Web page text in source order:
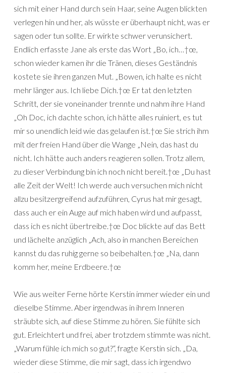
sich mit einer Hand durch sein Haar, seine Augen blickten
verlegen hin und her, als wüsste er überhaupt nicht, was er
sagen oder tun sollte. Er wirkte schwer verunsichert.
Endlich erfasste Jane als erste das Wort „Bo, ich…†œ,
schon wieder kamen ihr die Tränen, dieses Geständnis
kostete sie ihren ganzen Mut. „Bowen, ich halte es nicht
mehr länger aus. Ich liebe Dich.†œ Er tat den letzten
Schritt, der sie voneinander trennte und nahm ihre Hand
„Oh Doc, ich dachte schon, ich hätte alles ruiniert, es tut
mir so unendlich leid wie das gelaufen ist.†œ Sie strich ihm
mit der freien Hand über die Wange „Nein, das hast du
nicht. Ich hätte auch anders reagieren sollen. Trotz allem,
zu dieser Verbindung bin ich noch nicht bereit.†œ „Du hast
alle Zeit der Welt! Ich werde auch versuchen mich nicht
allzu besitzergreifend aufzuführen, Cyrus hat mir gesagt,
dass auch er ein Auge auf mich haben wird und aufpasst,
dass ich es nicht übertreibe.†œ Doc blickte auf das Bett
und lächelte anzüglich „Ach, also in manchen Bereichen
kannst du das ruhig gerne so beibehalten.†œ „Na, dann
komm her, meine Erdbeere.†œ
Wie aus weiter Ferne hörte Kerstin immer wieder ein und
dieselbe Stimme. Aber irgendwas in ihrem Inneren
sträubte sich, auf diese Stimme zu hören. Sie fühlte sich
gut. Erleichtert und frei, aber trotzdem stimmte was nicht.
„Warum fühle ich mich so gut?“, fragte Kerstin sich. „Da,
wieder diese Stimme, die mir sagt, dass ich irgendwo